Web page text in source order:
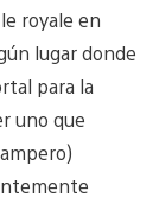
royale en
lugar donde
para la
uno que